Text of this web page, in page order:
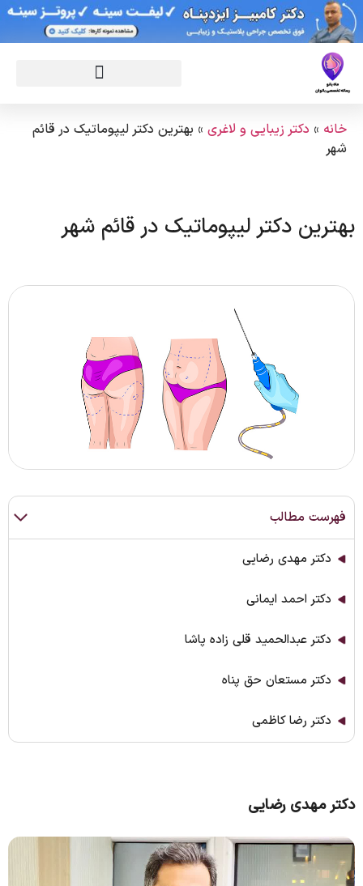
خانه » دکتر زیبایی و لاغری » بهترین دکتر لیپوماتیک در قائم
شهر
بهترین دکتر لیپوماتیک در قائم شهر
فهرست مطالب
دکتر مهدی رضایی
دکتر احمد ایمانی
دکتر عبدالحمید قلی زاده پاشا
دکتر مستعان حق پناه
دکتر رضا کاظمی
دکتر مهدی رضایی